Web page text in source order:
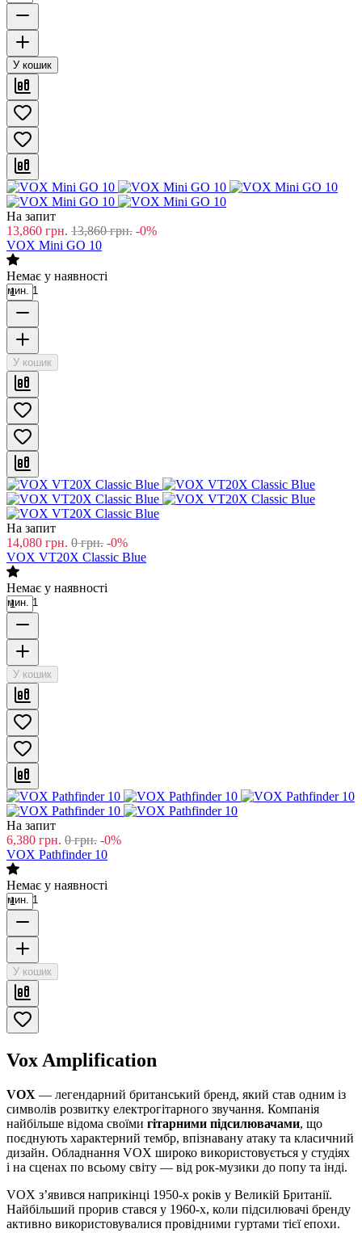
У кошик
На запит
13,860 грн. 13,860 грн. -0%
VOX Mini GO 10
Немає у наявності
мин. 1
У кошик
На запит
14,080 грн. 0 грн. -0%
VOX VT20X Classic Blue
Немає у наявності
мин. 1
У кошик
На запит
6,380 грн. 0 грн. -0%
VOX Pathfinder 10
Немає у наявності
мин. 1
У кошик
Vox Amplification
VOX — легендарний британський бренд, який став одним із
символів розвитку електрогітарного звучання. Компанія
найбільше відома своїми гітарними підсилювачами, що
поєднують характерний тембр, впізнавану атаку та класичний
дизайн. Обладнання VOX широко використовується у студіях
і на сценах по всьому світу — від рок-музики до попу та інді.
VOX з’явився наприкінці 1950-х років у Великій Британії.
Найбільший прорив стався у 1960-х, коли підсилювачі бренду
активно використовувалися провідними гуртами тієї епохи.